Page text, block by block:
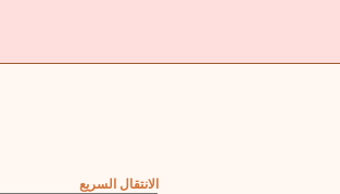
الانتقال السريع